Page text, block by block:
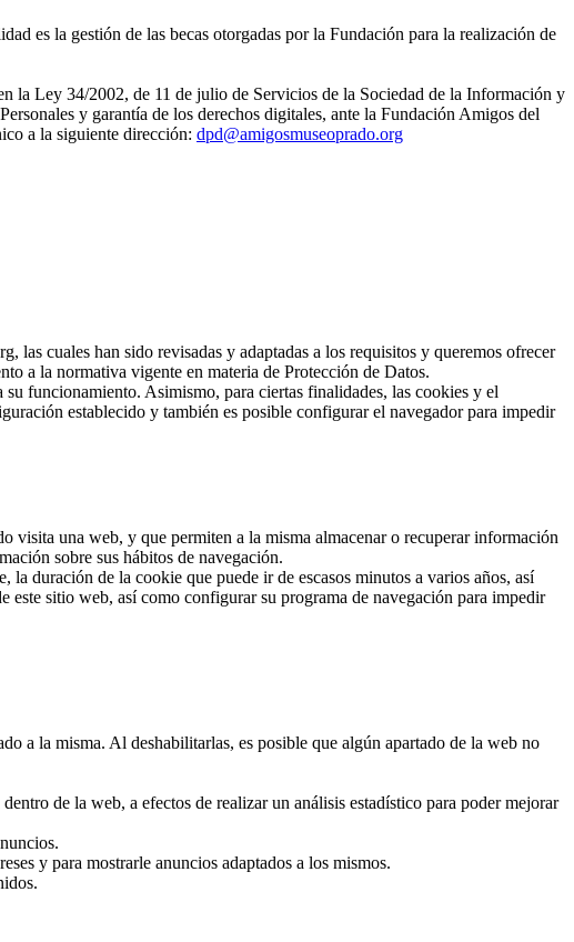
es la gestión de las becas otorgadas por la Fundación para la realización de
la Ley 34/2002, de 11 de julio de Servicios de la Sociedad de la Información y
y garantía de los derechos digitales, ante la Fundación Amigos del
a la siguiente dirección: dpd@amigosmuseoprado.org
cuales han sido revisadas y adaptadas a los requisitos y queremos ofrecer
a la normativa vigente en materia de Protección de Datos.
funcionamiento. Asimismo, para ciertas finalidades, las cookies y el
establecido y también es posible configurar el navegador para impedir
visita una web, y que permiten a la misma almacenar o recuperar información
sobre sus hábitos de navegación.
duración de la cookie que puede ir de escasos minutos a varios años, así
sitio web, así como configurar su programa de navegación para impedir
a la misma. Al deshabilitarlas, es posible que algún apartado de la web no
de la web, a efectos de realizar un análisis estadístico para poder mejorar
y para mostrarle anuncios adaptados a los mismos.